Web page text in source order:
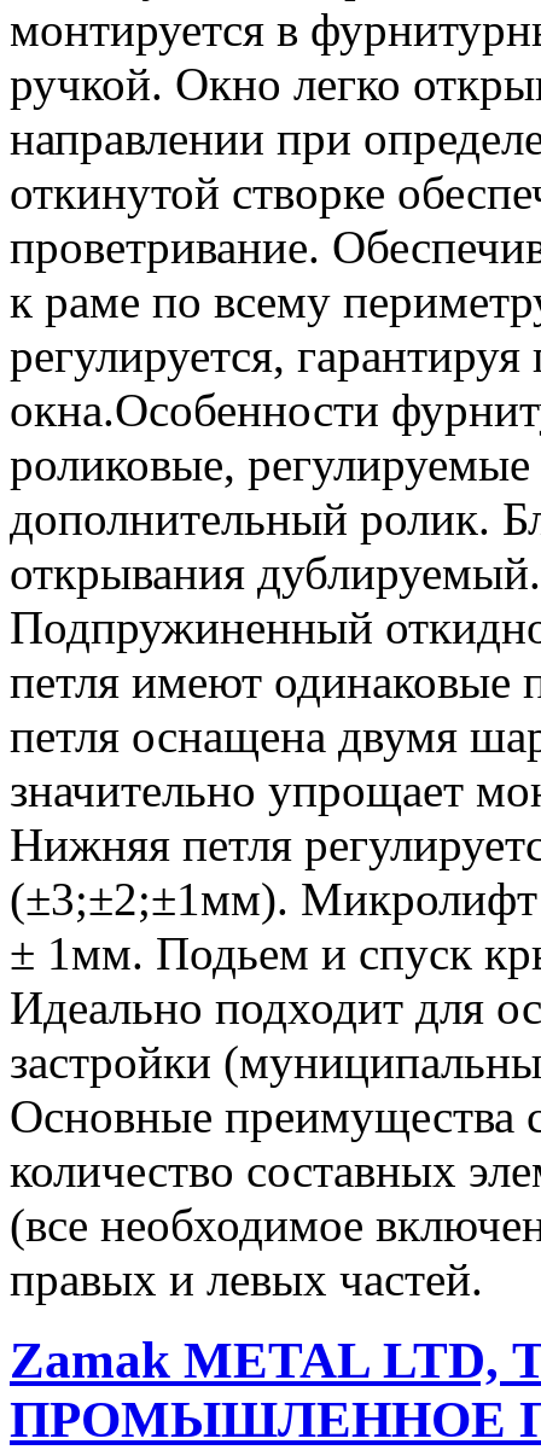
монтируется в
ручкой. Окно легко
направлении при
откинутой створке
проветривание.
к раме по всему
регулируется,
окна.Особенности
роликовые,
дополнительный ролик.
открывания
Подпружиненный
петля имеют одинаковые
петля оснащена двумя
значительно упрощает
Нижняя петля
(±3;±2;±1мм). Микролифт
± 1мм. Подьем и спуск
Идеально подходит для
застройки
Основные преимущества
количество составных
(все необходимое
правых и левых частей.
Zamak METAL
ПРОМЫШЛЕННОЕ